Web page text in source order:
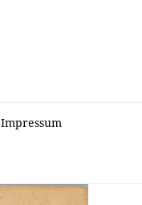
Impressum